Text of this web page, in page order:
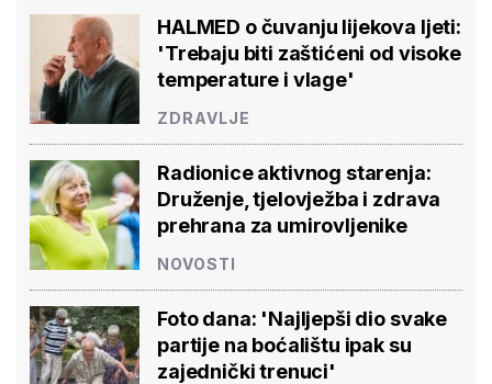
HALMED o čuvanju lijekova ljeti:
'Trebaju biti zaštićeni od visoke
temperature i vlage'
ZDRAVLJE
Radionice aktivnog starenja:
Druženje, tjelovježba i zdrava
prehrana za umirovljenike
NOVOSTI
Foto dana: 'Najljepši dio svake
partije na boćalištu ipak su
zajednički trenuci'